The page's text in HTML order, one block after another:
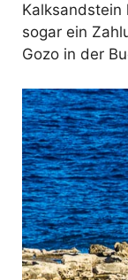
sogar ein
Gozo in der